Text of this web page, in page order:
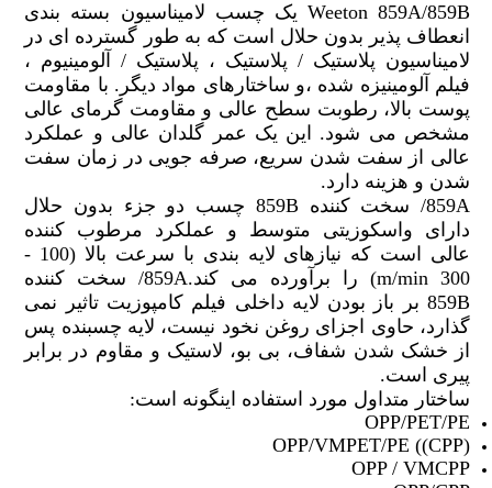
Weeton 859A/859B یک چسب لامیناسیون بسته بندی
انعطاف پذیر بدون حلال است که به طور گسترده ای در
لامیناسیون پلاستیک / پلاستیک ، پلاستیک / آلومینیوم ،
فیلم آلومینیزه شده ،و ساختارهای مواد دیگر. با مقاومت
پوست بالا، رطوبت سطح عالی و مقاومت گرمای عالی
مشخص می شود. این یک عمر گلدان عالی و عملکرد
عالی از سفت شدن سریع، صرفه جویی در زمان سفت
شدن و هزینه دارد.
859A/ سخت کننده 859B چسب دو جزء بدون حلال
دارای واسکوزیتی متوسط و عملکرد مرطوب کننده
عالی است که نیازهای لایه بندی با سرعت بالا (100 -
300 m/min) را برآورده می کند.859A/ سخت کننده
859B بر باز بودن لایه داخلی فیلم کامپوزیت تاثیر نمی
گذارد، حاوی اجزای روغن نخود نیست، لایه چسبنده پس
از خشک شدن شفاف، بی بو، لاستیک و مقاوم در برابر
پیری است.
ساختار متداول مورد استفاده اینگونه است:
OPP/PET/PE
OPP/VMPET/PE ((CPP)
OPP / VMCPP